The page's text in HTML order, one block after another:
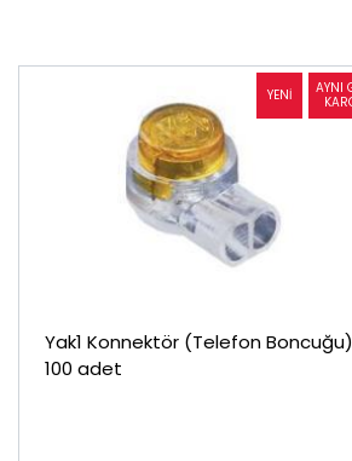
Yak1 Konnektör (Telefon Boncuğu)
100 adet